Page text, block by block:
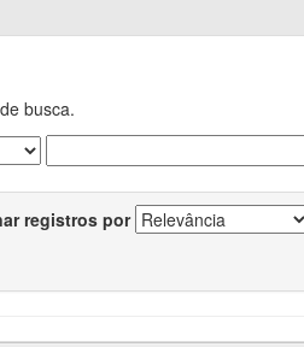
busca.
registros por